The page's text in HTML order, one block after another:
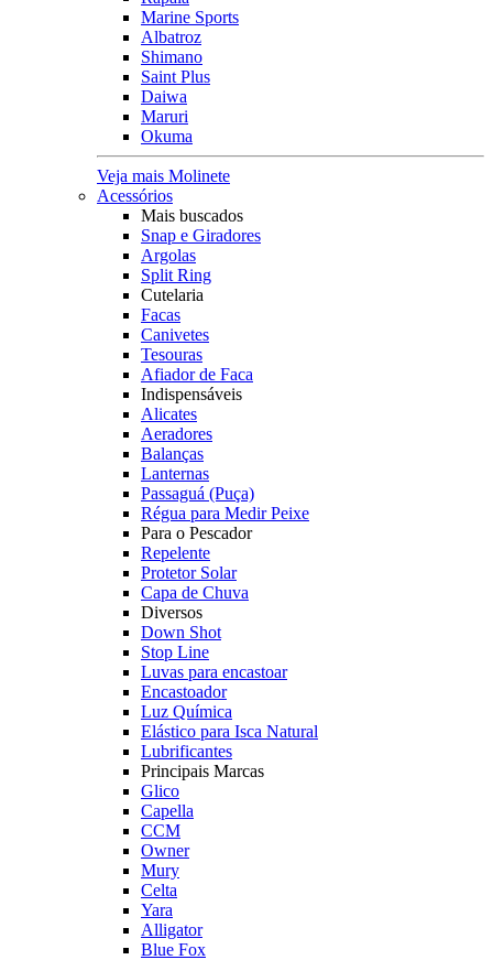
Marine Sports
Albatroz
Shimano
Saint Plus
Daiwa
Maruri
Okuma
Veja mais Molinete
Acessórios
Mais buscados
Snap e Giradores
Argolas
Split Ring
Cutelaria
Facas
Canivetes
Tesouras
Afiador de Faca
Indispensáveis
Alicates
Aeradores
Balanças
Lanternas
Passaguá (Puça)
Régua para Medir Peixe
Para o Pescador
Repelente
Protetor Solar
Capa de Chuva
Diversos
Down Shot
Stop Line
Luvas para encastoar
Encastoador
Luz Química
Elástico para Isca Natural
Lubrificantes
Principais Marcas
Glico
Capella
CCM
Owner
Mury
Celta
Yara
Alligator
Blue Fox